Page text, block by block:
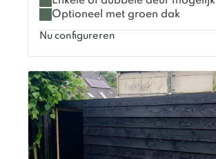
Optioneel met groen dak
Nu configureren